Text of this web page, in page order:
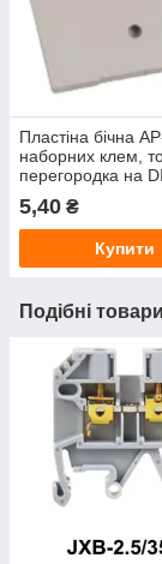
Пластіна бічна
наборних клем,
перегородка на
5,40 ₴
Купити
Подібні